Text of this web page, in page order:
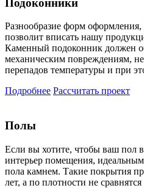
Подоконники
Разнообразие форм
позволит вписать нашу
Каменный подоконник должен
механическим повреждениям,
перепадов температуры и при
Подробнее Рассчитать проект
Полы
Если вы хотите, чтобы ваш пол
интерьер помещения,
пола камнем. Такие покрытия
лет, а по плотности не